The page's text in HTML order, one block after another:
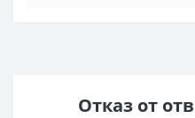
Отказ от